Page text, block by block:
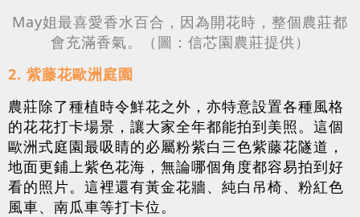
May姐最喜愛香水百合，因為開花時，整個農莊都
會充滿香氣。（圖：信芯園農莊提供）
2. 紫藤花歐洲庭園
農莊除了種植時令鮮花之外，亦特意設置各種風格
的花花打卡場景，讓大家全年都能拍到美照。這個
歐洲式庭園最吸睛的必屬粉紫白三色紫藤花隧道，
地面更鋪上紫色花海，無論哪個角度都容易拍到好
看的照片。這裡還有黃金花牆、純白吊椅、粉紅色
風車、南瓜車等打卡位。